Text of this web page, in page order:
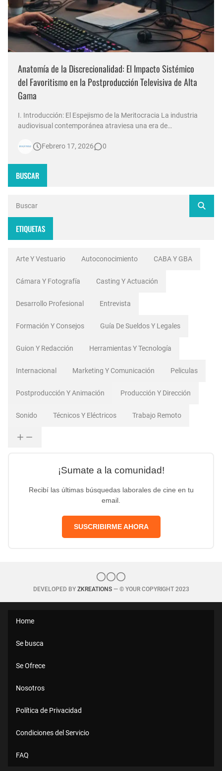
Anatomía de la Discrecionalidad: El Impacto Sistémico
del Favoritismo en la Postproducción Televisiva de Alta
Gama
I. Introducción: El Espejismo de la Meritocracia La industria
audiovisual contemporánea atraviesa una era de
noticias en Argentina invierten millones de dólares en
Febrero 17, 2026 0
BUSCAR
ETIQUETAS
Arte Y Vestuario Autoconocimiento CABA Y GBA
Cámara Y Fotografía Casting Y Actuación
Desarrollo Profesional Entrevista
Formación Y Consejos Guía De Sueldos Y Legales
Guion Y Redacción Herramientas Y Tecnología
Internacional Marketing Y Comunicación Peliculas
Postproducción Y Animación Producción Y Dirección
Sonido Técnicos Y Eléctricos Trabajo Remoto
¡Sumate a la comunidad!
Recibí las últimas búsquedas laborales de cine en tu
email.
SUSCRIBIRME AHORA
DEVELOPED BY ZKREATIONS— © YOUR COPYRIGHT 2023
Home
Se busca
Se Ofrece
Nosotros
Política de Privacidad
Condiciones del Servicio
FAQ